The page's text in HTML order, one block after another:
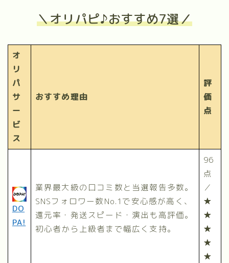
＼オリパピ♪おすすめ7選／
オ
リ
パ
サ
ー
ビ
ス
おすすめ理由
評
価
点
DO
PA!
業界最大級の口コミ数と当選報告多数。
SNSフォロワー数No.1で安心感が高く、
還元率・発送スピード・演出も高評価。
初心者から上級者まで幅広く支持。
96
点
／
★
★
★
★
★